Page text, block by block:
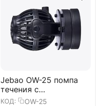
Jebao OW-25 помпа
течения с
контроллером
КОД: OW-25